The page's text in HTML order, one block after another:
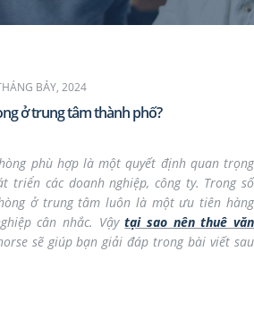
BẢY, 2024
ở trung tâm thành phố?
phù hợp là một quyết định quan trọng
triển các doanh nghiệp, công ty. Trong số
ở trung tâm luôn là một ưu tiên hàng
cân nhắc. Vậytại sao nên thuê văn
sẽ giúp bạn giải đáp trong bài viết sau